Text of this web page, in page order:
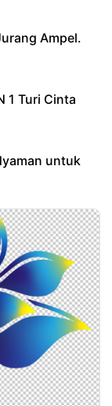
Ampel.
1 Turi Cinta
untuk